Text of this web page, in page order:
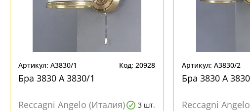
Артикул: A3830/1 Код: 20928
Бра 3830 A 3830/1
Reccagni Angelo (Италия) 3 шт.
Артикул: A3830/2
Бра 3830 A
Reccagni